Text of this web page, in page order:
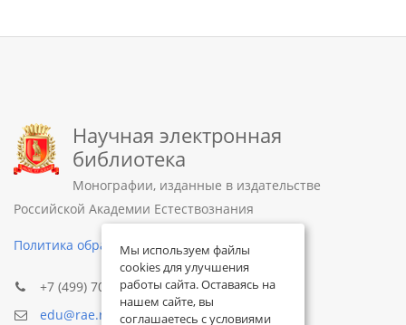
Научная электронная
библиотека
Монографии, изданные в издательстве
Российской Академии Естествознания
Политика обработки персональных данных
+7 (499) 705-72-30
edu@rae.ru
Мы используем файлы
cookies для улучшения
работы сайта. Оставаясь на
нашем сайте, вы
соглашаетесь с условиями